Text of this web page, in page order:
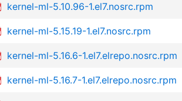
kernel-ml-5.10.96-1.el7.nosrc.rpm
kernel-ml-5.15.19-1.el7.nosrc.rpm
kernel-ml-5.16.6-1.el7.elrepo.nosrc.rpm
kernel-ml-5.16.7-1.el7.elrepo.nosrc.rpm